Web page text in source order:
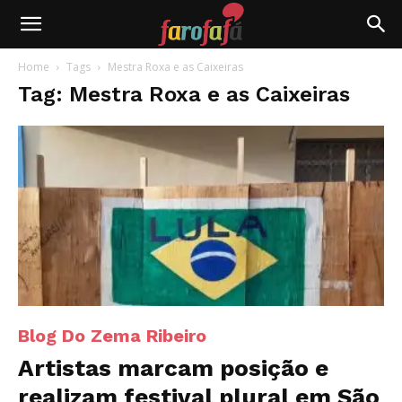
Farofafá
Home Tags Mestra Roxa e as Caixeiras
Tag: Mestra Roxa e as Caixeiras
Blog Do Zema Ribeiro
Artistas marcam posição e